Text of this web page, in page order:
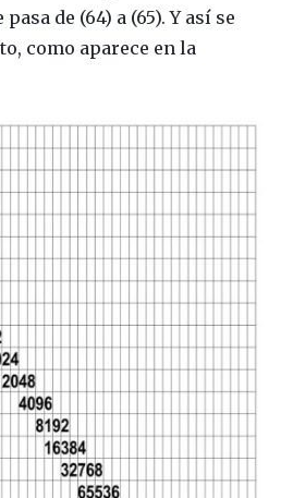
de (64) a (65). Y así se
como aparece en la